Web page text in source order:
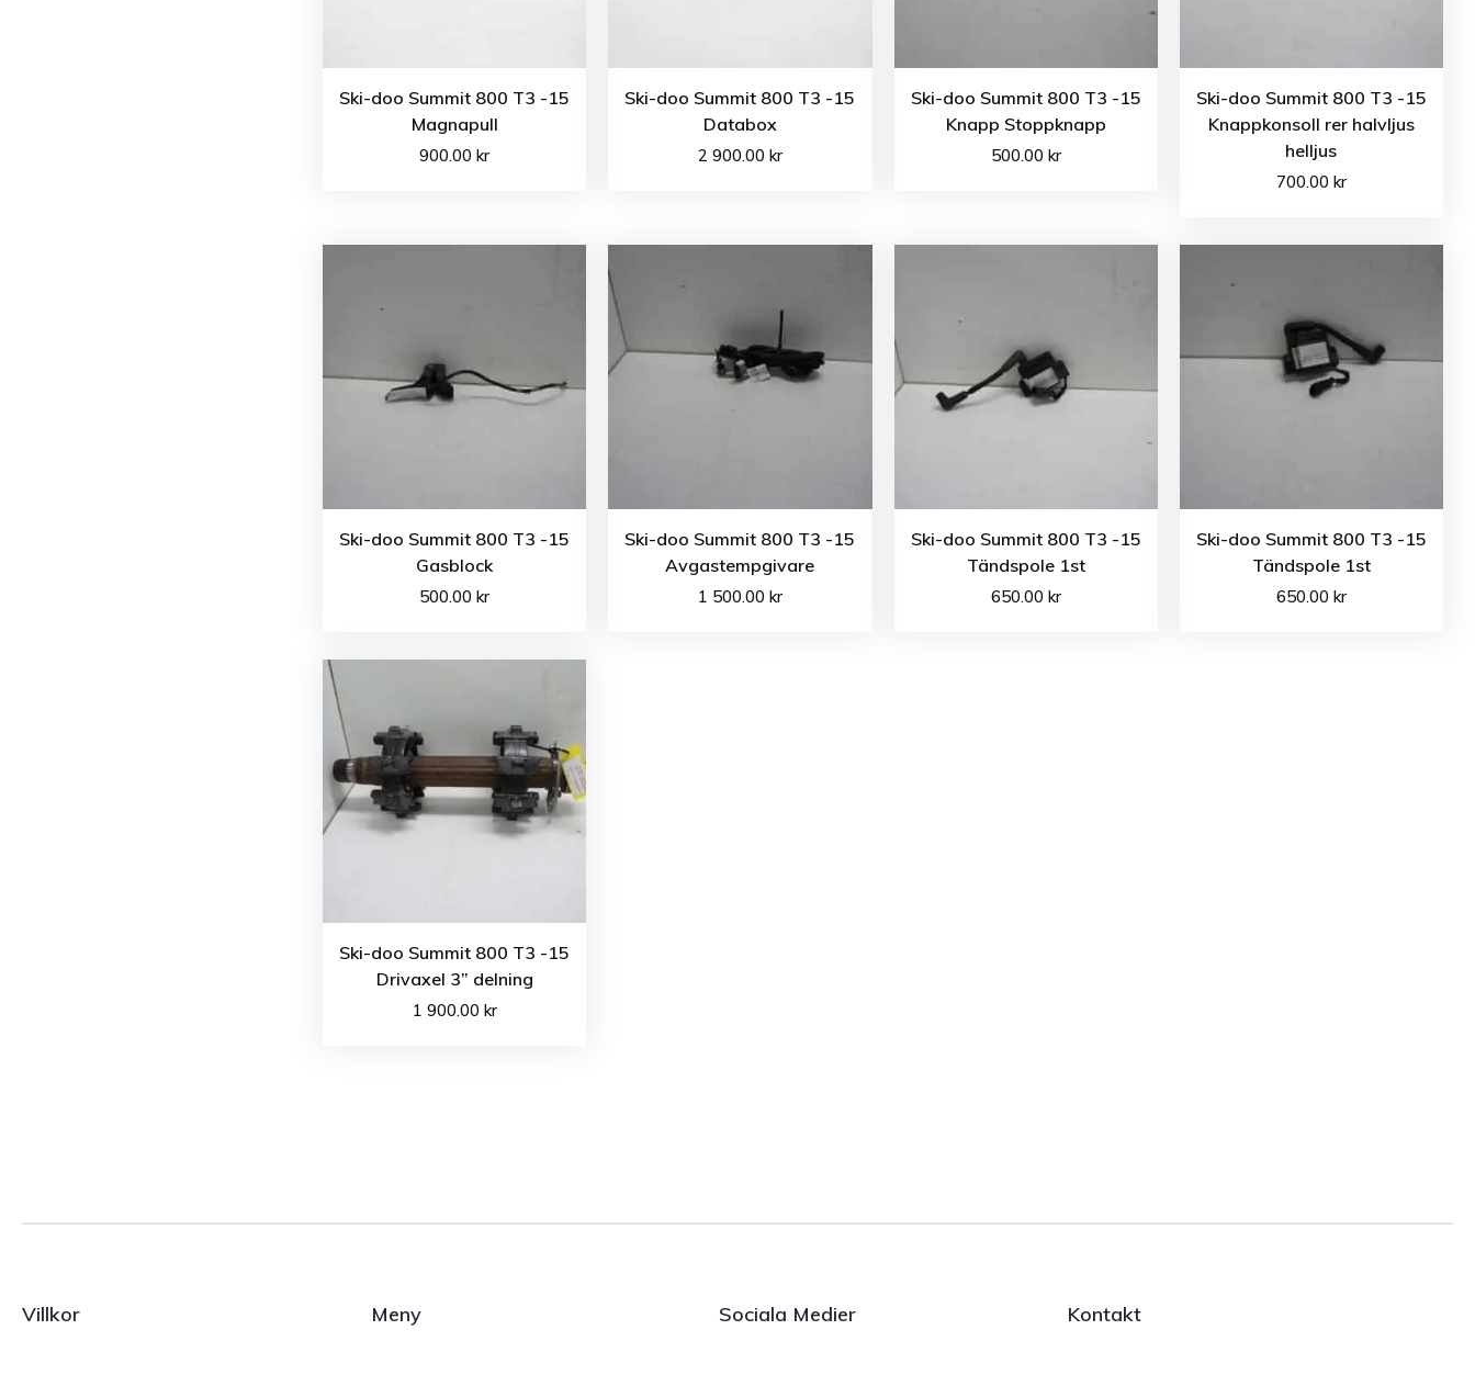
Ski-doo Summit 800 T3 -15
Magnapull
900.00kr
Ski-doo Summit 800 T3 -15
Databox
2 900.00 kr
Ski-doo Summit 800 T3 -15
Knapp Stoppknapp
500.00 kr
Ski-doo Summit 800 T3 -15
Knappkonsoll rer halvljus
helljus
700.00 kr
Ski-doo Summit 800 T3 -15
Gasblock
500.00kr
Ski-doo Summit 800 T3 -15
Avgastempgivare
1 500.00 kr
Ski-doo Summit 800 T3 -15
Tändspole 1st
650.00 kr
Ski-doo Summit 800 T3 -15
Tändspole 1st
650.00 kr
Ski-doo Summit 800 T3 -15
Drivaxel 3” delning
1 900.00 kr
Villkor Meny Sociala Medier Kontakt